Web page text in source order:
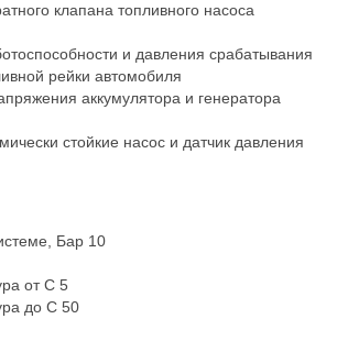
клапана топливного насоса
и давления срабатывания
рейки автомобиля
аккумулятора и генератора
стойкие насос и датчик давления
Бар 10
от С 5
до С 50